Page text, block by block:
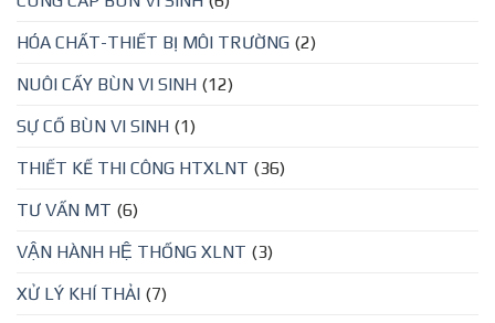
HÓA CHẤT-THIẾT BỊ MÔI TRƯỜNG (2)
NUÔI CẤY BÙN VI SINH (12)
SỰ CỐ BÙN VI SINH (1)
THIẾT KẾ THI CÔNG HTXLNT (36)
TƯ VẤN MT (6)
VẬN HÀNH HỆ THỐNG XLNT (3)
XỬ LÝ KHÍ THẢI (7)